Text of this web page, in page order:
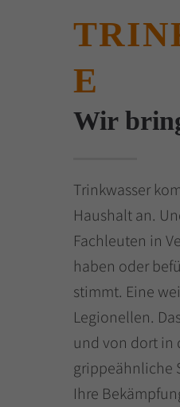
E
Wir
Trinkwasser
Haushalt an.
Fachleuten in
haben oder
stimmt. Eine
Legionellen.
und von dort in
grippeähnliche
Ihre